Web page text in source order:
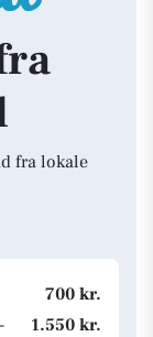
fra lokale
700 kr.
1.550 kr.